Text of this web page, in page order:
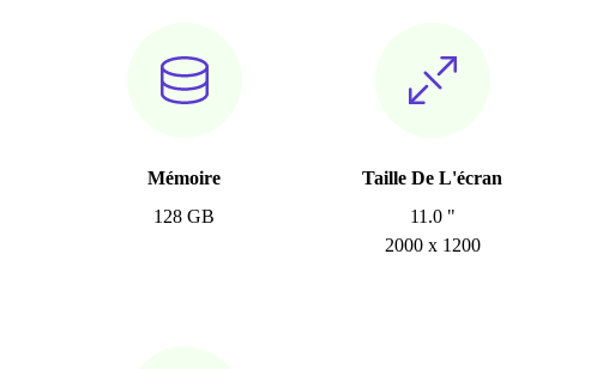
Mémoire
128 GB
Taille De L'écran
11.0 "
2000 x 1200